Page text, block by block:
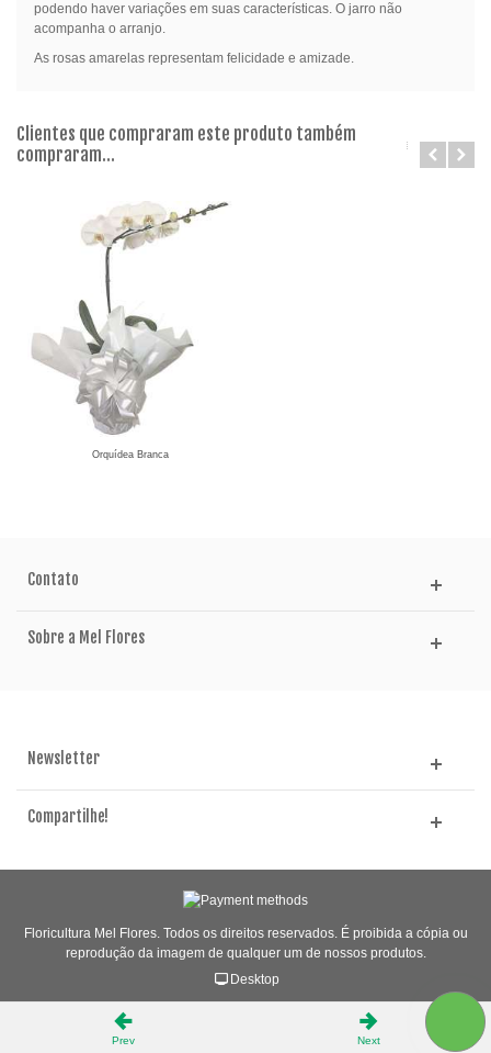
podendo haver variações em suas características. O jarro não
acompanha o arranjo.
As rosas amarelas representam felicidade e amizade.
Clientes que compraram este produto também
compraram...
Orquídea Branca
Contato
Sobre a Mel Flores
Newsletter
Compartilhe!
Floricultura Mel Flores. Todos os direitos reservados. É proibida a cópia ou
reprodução da imagem de qualquer um de nossos produtos.
Desktop
Prev Next